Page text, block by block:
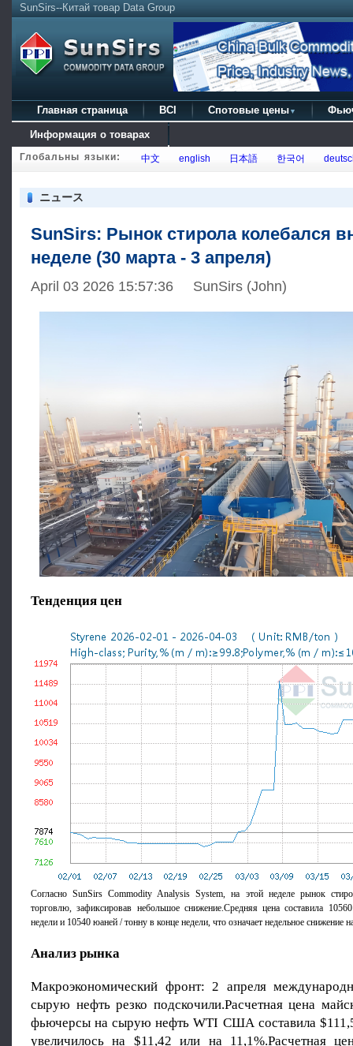
SunSirs--Китай товар Data Group
Главная страница BCI Спотовые цены ▼
Информация о товарах
Глобальны языки: 中文 english 日本語 한국어
ニュース
SunSirs: Рынок стирола колебался
неделе (30 марта - 3 апреля)
April 03 2026 15:57:36 SunSirs (John)
Тенденция цен
Согласно SunSirs Commodity Analysis System, на этой неделе рынок
торговлю, зафиксировав небольшое снижение.Средняя цена составила
недели и 10540 юаней / тонну в конце недели, что означает недельное снижение
Анализ рынка
Макроэкономический фронт: 2 апреля
сырую нефть резко подскочили.Расчетная цена
фьючерсы на сырую нефть WTI США составила
увеличилось на $11,42 или на 11,1%.Расчетная